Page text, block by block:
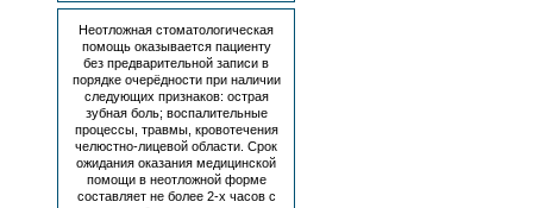
Президента
РФ
от
06
марта
1997
г.
№
188
«Об
утверждении
Неотложная стоматологическая
помощь оказывается пациенту
без предварительной записи в
порядке очерёдности при наличии
следующих признаков: острая
зубная боль; воспалительные
процессы, травмы, кровотечения
челюстно-лицевой области. Срок
ожидания оказания медицинской
помощи в неотложной форме
составляет не более 2-х часов с